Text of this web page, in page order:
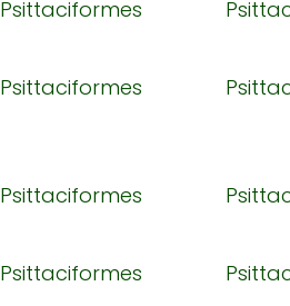
Psittaciformes
Psittaciformes
Psittaciformes
Psittaciformes